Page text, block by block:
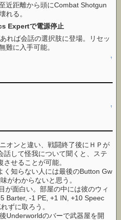
近距離から頭にCombat Shotgun
れる。
Expertで電源停止
れば会話の選択肢に登場。リセッ
難に入手可能。
↑
↑
オンと違い、戦闘終了後にＨＰが
話して怪我について聞くと、ステ
せることが可能。
く知らない人には最後のButton Gw
がわからないと思う。
が面白い。部屋の中には彼のウィ
Barter, -1 PE, +1 IN, +10 Speec
ずに取ろう。
Underworldのバーで武器屋を開